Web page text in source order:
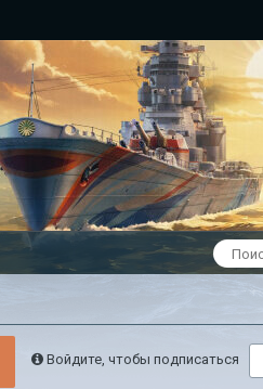
Войдите, чтобы подписаться